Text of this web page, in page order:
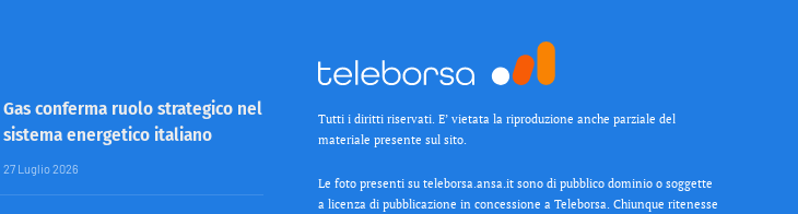
Gas conferma ruolo strategico nel
sistema energetico italiano
27 Luglio 2026
Tutti i diritti riservati. E’ vietata la riproduzione anche parziale del
materiale presente sul sito.
Le foto presenti su teleborsa.ansa.it sono di pubblico dominio o soggette
a licenza di pubblicazione in concessione a Teleborsa. Chiunque ritenesse